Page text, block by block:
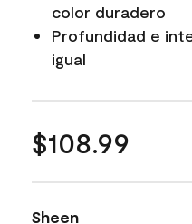
color duradero
Profundidad e
igual
$108.99
Sheen